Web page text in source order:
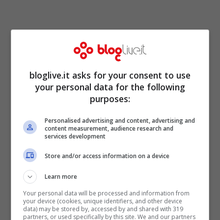
Santa Esmeralda (Screenshot Youtube)
Sarà ospite a L’anno che verrà. condotto
bloglive.it asks for your consent to use
your personal data for the following
purposes:
Personalised advertising and content, advertising and
content measurement, audience research and
services development
Store and/or access information on a device
Learn more
Your personal data will be processed and information from
your device (cookies, unique identifiers, and other device
data) may be stored by, accessed by and shared with 319
partners, or used specifically by this site. We and our partners